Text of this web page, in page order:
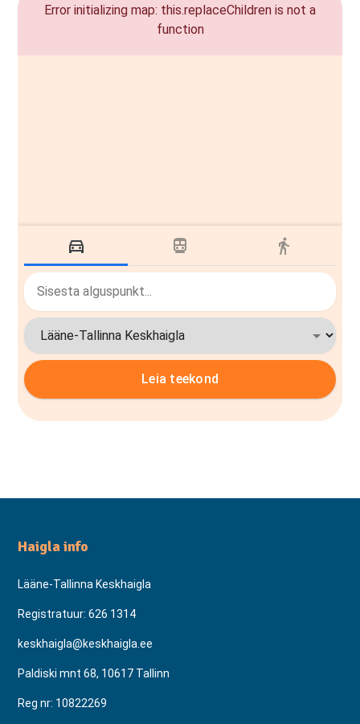
Error initializing map: this.replaceChildren is not a
function
Leia teekond
Haigla info
Lääne-Tallinna Keskhaigla
Registratuur:626 1314
keskhaigla@keskhaigla.ee
Paldiski mnt 68, 10617 Tallinn
Reg nr: 10822269